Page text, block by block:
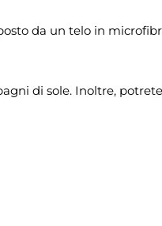
da un telo in
di sole. Inoltre,